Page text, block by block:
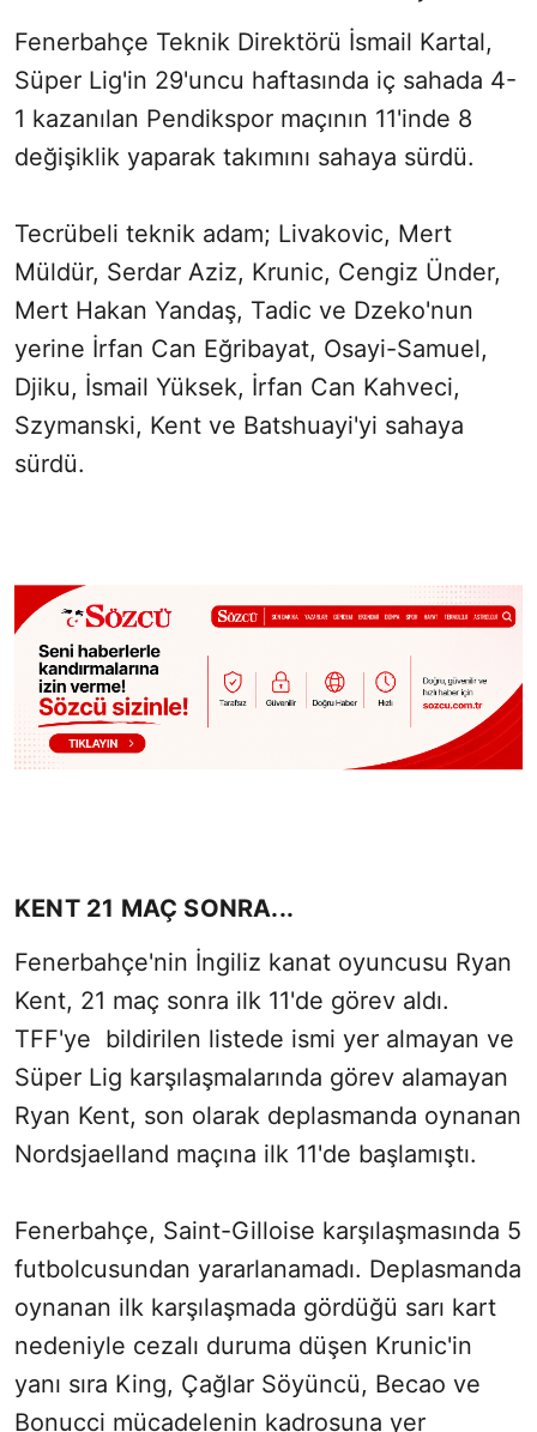
Fenerbahçe Teknik Direktörü İsmail Kartal,
Süper Lig'in 29'uncu haftasında iç sahada 4-
1 kazanılan Pendikspor maçının 11'inde 8
değişiklik yaparak takımını sahaya sürdü.
Tecrübeli teknik adam; Livakovic, Mert
Müldür, Serdar Aziz, Krunic, Cengiz Ünder,
Mert Hakan Yandaş, Tadic ve Dzeko'nun
yerine İrfan Can Eğribayat, Osayi-Samuel,
Djiku, İsmail Yüksek, İrfan Can Kahveci,
Szymanski, Kent ve Batshuayi'yi sahaya
sürdü.
KENT 21 MAÇ SONRA...
Fenerbahçe'nin İngiliz kanat oyuncusu Ryan
Kent, 21 maç sonra ilk 11'de görev aldı.
TFF'ye bildirilen listede ismi yer almayan ve
Süper Lig karşılaşmalarında görev alamayan
Ryan Kent, son olarak deplasmanda oynanan
Nordsjaelland maçına ilk 11'de başlamıştı.
Fenerbahçe, Saint-Gilloise karşılaşmasında 5
futbolcusundan yararlanamadı. Deplasmanda
oynanan ilk karşılaşmada gördüğü sarı kart
nedeniyle cezalı duruma düşen Krunic'in
yanı sıra King, Çağlar Söyüncü, Becao ve
Bonucci mücadelenin kadrosuna yer